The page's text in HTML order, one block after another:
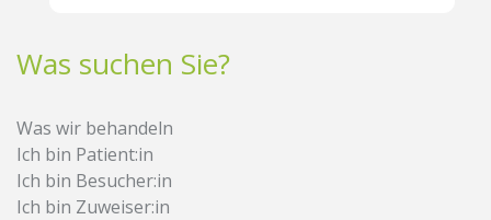
Was suchen Sie?
Was wir behandeln
Ich bin Patient:in
Ich bin Besucher:in
Ich bin Zuweiser:in